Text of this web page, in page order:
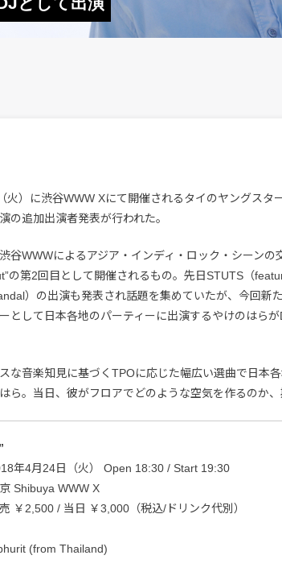
火）に渋谷WWW Xにて開催されるタイのヤングスタ
の追加出演者発表が行われた。
谷WWWによるアジア・インディ・ロック・シーンの
の第2回目として開催されるもの。先日STUTS（
）の出演も発表され話題を集めていたが、今回新
として日本各地のパーティーに出演するやけのはら
な音楽知見に基づくTPOに応じた幅広い選曲で日本
ら。当日、彼がフロアでどのような空気を作るのか
年4月24日（火） Open 18:30 / Start 19:30
Shibuya WWW X
￥2,500 / 当日 ￥3,000（税込/ドリンク代別）
(from Thailand)